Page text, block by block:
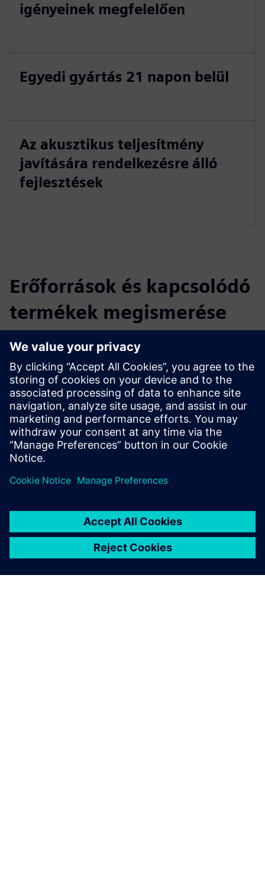
igényeinek megfelelően
Egyedi gyártás 21 napon belül
Az akusztikus teljesítmény
javítására rendelkezésre álló
fejlesztések
Erőforrások és kapcsolódó
termékek megismerése
További információk és források
DIRTT Doors brosúra
Fedezze fel az Ajtókat a Dirtt.com oldalon
Feltételek